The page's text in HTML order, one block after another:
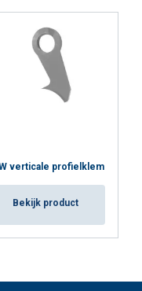
verticale profielklem
Bekijk product